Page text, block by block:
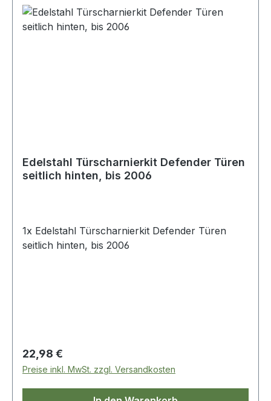
Edelstahl Türscharnierkit Defender Türen
seitlich hinten, bis 2006
1x Edelstahl Türscharnierkit Defender Türen
seitlich hinten, bis 2006
Regulärer Preis:
22,98 €
Preise inkl. MwSt. zzgl. Versandkosten